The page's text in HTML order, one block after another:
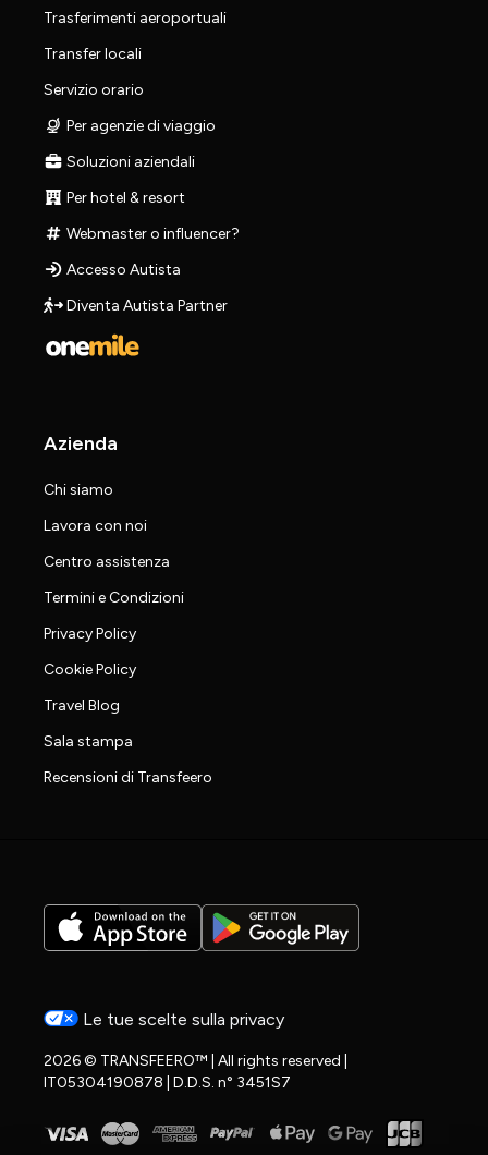
Trasferimenti aeroportuali
Transfer locali
Servizio orario
Per agenzie di viaggio
Soluzioni aziendali
Per hotel & resort
Webmaster o influencer?
Accesso Autista
Diventa Autista Partner
Azienda
Chi siamo
Lavora con noi
Centro assistenza
Termini e Condizioni
Privacy Policy
Cookie Policy
Travel Blog
Sala stampa
Recensioni di Transfeero
Le tue scelte sulla privacy
2026 © TRANSFEERO™ | All rights reserved |
IT05304190878 | D.D.S. n° 3451S7